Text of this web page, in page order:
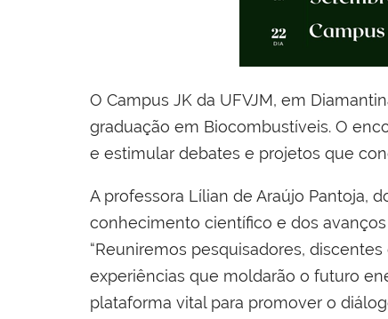
O Campus JK da UFVJM, em
graduação em Biocombustíveis. O
e estimular debates e projetos que
A professora Lílian de Araújo Pantoja,
conhecimento científico e dos
“Reuniremos pesquisadores,
experiências que moldarão o futuro
plataforma vital para promover o